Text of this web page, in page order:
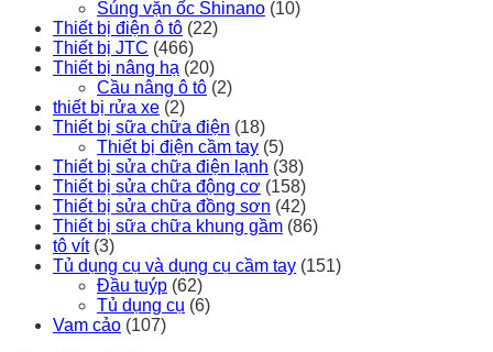
Súng vặn ốc Shinano (10)
Thiết bị điện ô tô (22)
Thiết bị JTC (466)
Thiết bị nâng hạ (20)
Cầu nâng ô tô (2)
thiết bị rửa xe (2)
Thiết bị sữa chữa điện (18)
Thiết bị điện cầm tay (5)
Thiết bị sửa chữa điện lạnh (38)
Thiết bị sửa chữa động cơ (158)
Thiết bị sửa chữa đồng sơn (42)
Thiết bị sữa chữa khung gầm (86)
tô vít (3)
Tủ dụng cụ và dụng cụ cầm tay (151)
Đầu tuýp (62)
Tủ dụng cụ (6)
Vam cảo (107)